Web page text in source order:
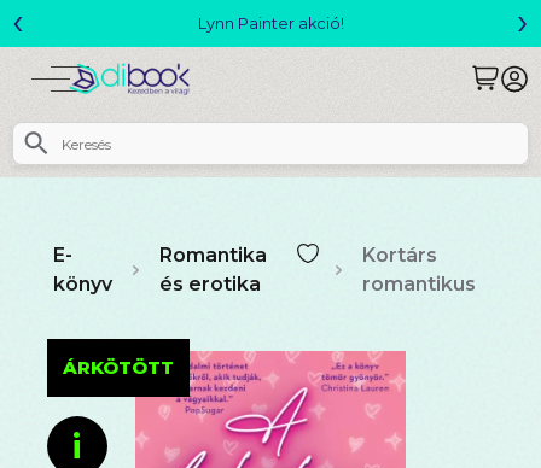
Megjelent! L. J. Shen: Legvadabb álmaimban szeretlek
‹ ›
E-
könyv
Romantika
és erotika
Kortárs
romantikus
ÁRKÖTÖTT
i